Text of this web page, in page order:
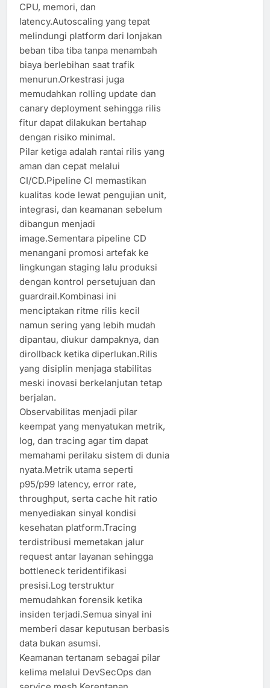
CPU, memori, dan
latency.Autoscaling yang tepat
melindungi platform dari lonjakan
beban tiba tiba tanpa menambah
biaya berlebihan saat trafik
menurun.Orkestrasi juga
memudahkan rolling update dan
canary deployment sehingga rilis
fitur dapat dilakukan bertahap
dengan risiko minimal.
Pilar ketiga adalah rantai rilis yang
aman dan cepat melalui
CI/CD.Pipeline CI memastikan
kualitas kode lewat pengujian unit,
integrasi, dan keamanan sebelum
dibangun menjadi
image.Sementara pipeline CD
menangani promosi artefak ke
lingkungan staging lalu produksi
dengan kontrol persetujuan dan
guardrail.Kombinasi ini
menciptakan ritme rilis kecil
namun sering yang lebih mudah
dipantau, diukur dampaknya, dan
dirollback ketika diperlukan.Rilis
yang disiplin menjaga stabilitas
meski inovasi berkelanjutan tetap
berjalan.
Observabilitas menjadi pilar
keempat yang menyatukan metrik,
log, dan tracing agar tim dapat
memahami perilaku sistem di dunia
nyata.Metrik utama seperti
p95/p99 latency, error rate,
throughput, serta cache hit ratio
menyediakan sinyal kondisi
kesehatan platform.Tracing
terdistribusi memetakan jalur
request antar layanan sehingga
bottleneck teridentifikasi
presisi.Log terstruktur
memudahkan forensik ketika
insiden terjadi.Semua sinyal ini
memberi dasar keputusan berbasis
data bukan asumsi.
Keamanan tertanam sebagai pilar
kelima melalui DevSecOps dan